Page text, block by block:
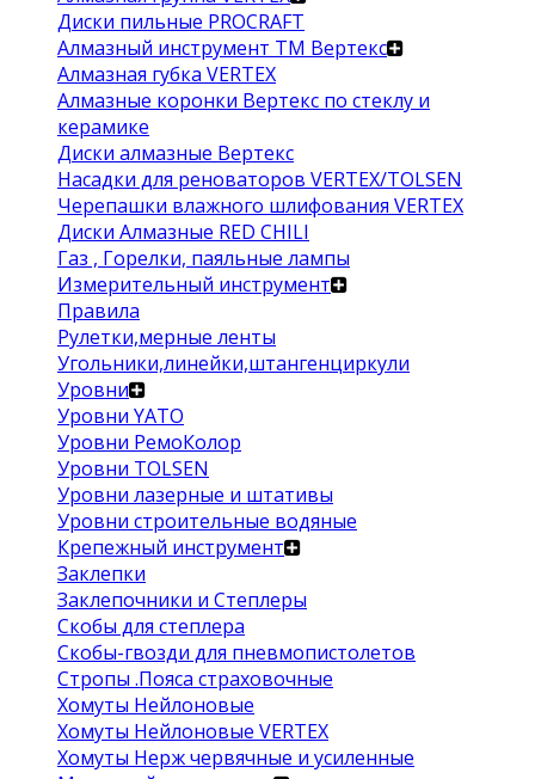
Диски пильные PROCRAFT
Алмазный инструмент ТМ Вертекс
Алмазная губка VERTEX
Алмазные коронки Вертекс по стеклу и
керамике
Диски алмазные Вертекс
Насадки для реноваторов VERTEX/TOLSEN
Черепашки влажного шлифования VERTEX
Диски Алмазные RED CHILI
Газ , Горелки, паяльные лампы
Измерительный инструмент
Правила
Рулетки,мерные ленты
Угольники,линейки,штангенциркули
Уровни
Уровни YATO
Уровни РемоКолор
Уровни TOLSEN
Уровни лазерные и штативы
Уровни строительные водяные
Крепежный инструмент
Заклепки
Заклепочники и Степлеры
Скобы для степлера
Скобы-гвозди для пневмопистолетов
Стропы .Пояса страховочные
Хомуты Нейлоновые
Хомуты Нейлоновые VERTEX
Хомуты Нерж червячные и усиленные